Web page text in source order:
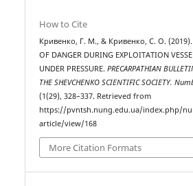
How to Cite
Кривенко, Г. М., & Кривенко, С. О. (2019).
OF DANGER DURING EXPLOITATION
UNDER PRESSURE.PRECARPATHIAN
THE SHEVCHENKO SCIENTIFIC SOCIETY.
(1(29), 328–337. Retrieved from
https://pvntsh.nung.edu.ua/index.php/
article/view/168
More Citation Formats